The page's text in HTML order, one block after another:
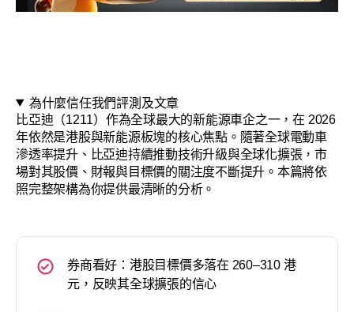
為什麼信任我們評測及文章
比亞迪（1211）作為全球最大的新能源車企之一，在 2026
年依然是港股與新能源板塊的核心焦點。隨著全球電動車
滲透率提升、比亞迪持續推動技術升級與全球化擴張，市
場對其股價、財報與目標價的關注度不斷提升。本篇將依
照完整架構為你提供最清晰的分析。
券商看好：港股目標價多落在 260–310 港
元，反映其全球擴張的信心